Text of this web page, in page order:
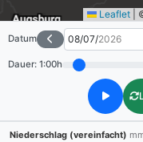
Leaflet
Datum
Dauer: 1:00h
Niederschlag (vereinfacht)